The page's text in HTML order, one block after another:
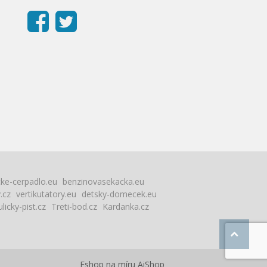
cerpadlo.eu benzinovasekacka.eu
vertikutatory.eu detsky-domecek.eu
pist.cz Treti-bod.cz
Kardanka.cz
Eshop na míru AiShop